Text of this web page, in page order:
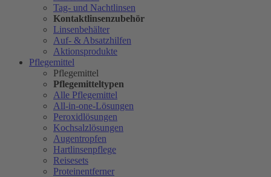
Tag- und Nachtlinsen
Kontaktlinsenzubehör
Linsenbehälter
Auf- & Absatzhilfen
Aktionsprodukte
Pflegemittel
Pflegemittel
Pflegemitteltypen
Alle Pflegemittel
All-in-one-Lösungen
Peroxidlösungen
Kochsalzlösungen
Augentropfen
Hartlinsenpflege
Reisesets
Proteinentferner